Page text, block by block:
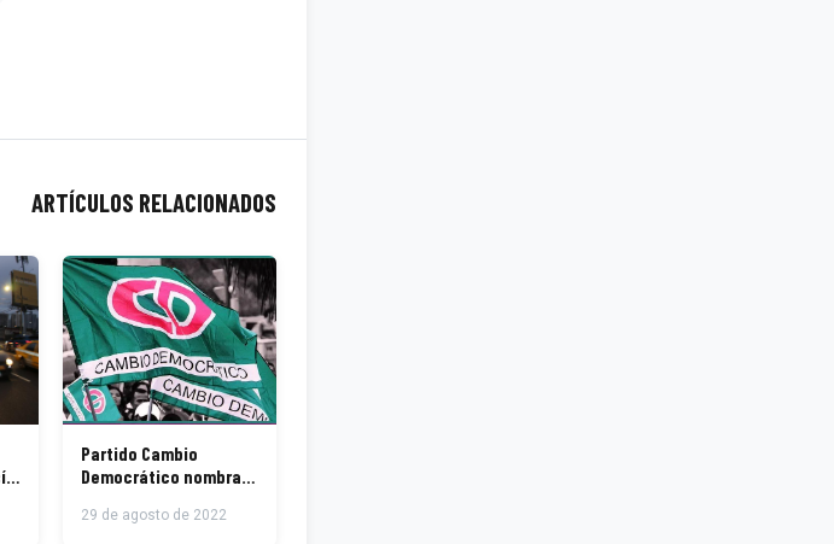
ARTÍCULOS RELACIONADOS
Partido Cambio
Democrático nombra
Elecciones Internas
29 de agosto de 2022